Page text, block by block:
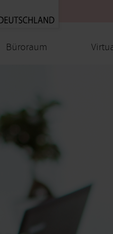
Büroraum